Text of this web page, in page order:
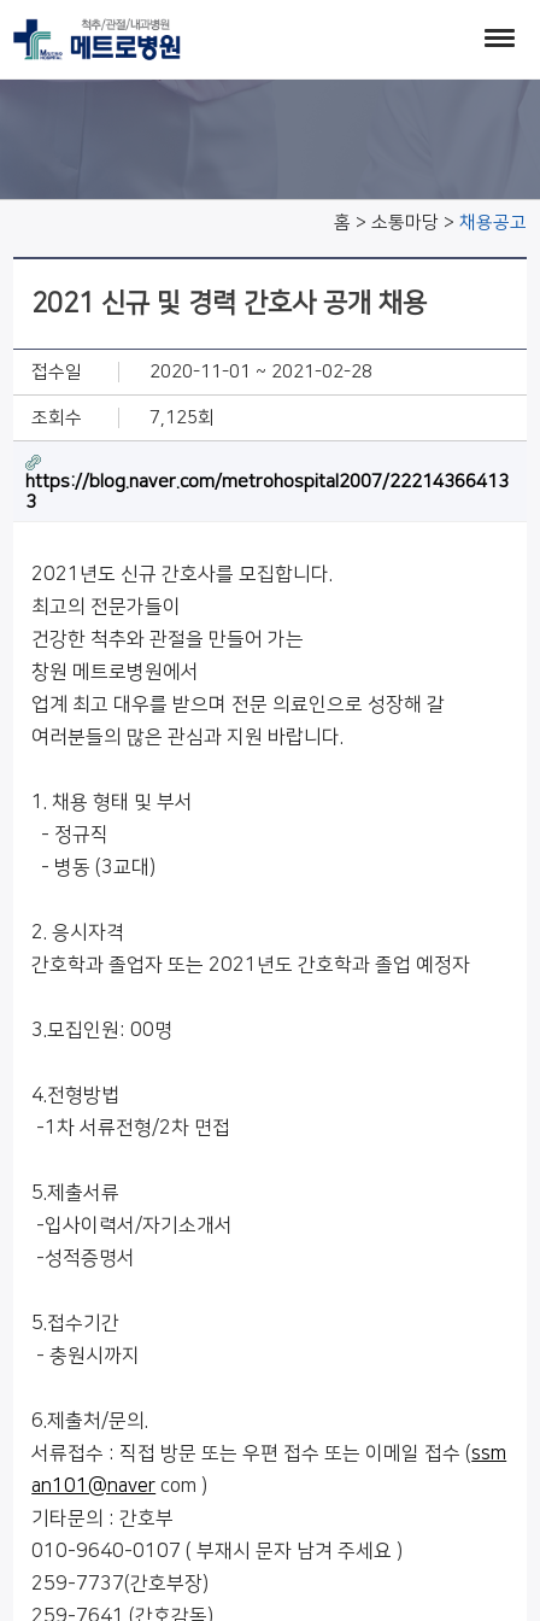
홈 > 소통마당 > 채용공고
2021 신규 및 경력 간호사 공개 채용
접수일 2020-11-01 ~ 2021-02-28
조회수 7,125회
https://blog.naver.com/metrohospital2007/22214366413
3
2021년도 신규 간호사를 모집합니다.
최고의 전문가들이
건강한 척추와 관절을 만들어 가는
창원 메트로병원에서
업계 최고 대우를 받으며 전문 의료인으로 성장해 갈
여러분들의 많은 관심과 지원 바랍니다.
1. 채용 형태 및 부서
- 정규직
- 병동 (3교대)
2. 응시자격
간호학과 졸업자 또는 2021년도 간호학과 졸업 예정자
3.모집인원: 00명
4.전형방법
-1차 서류전형/2차 면접
5.제출서류
-입사이력서/자기소개서
-성적증명서
5.접수기간
- 충원시까지
6.제출처/문의.
서류접수 : 직접 방문 또는 우편 접수 또는 이메일 접수 (ssm
an101@naver com )
기타문의 : 간호부
010-9640-0107 ( 부재시 문자 남겨 주세요 )
259-7737(간호부장)
259-7641 (간호감독)